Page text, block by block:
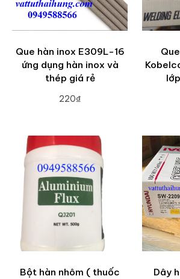
Que hàn inox E309L-16
ứng dụng hàn inox và
thép giá rẻ
220₫
Bột hàn nhôm ( thuốc
Dây